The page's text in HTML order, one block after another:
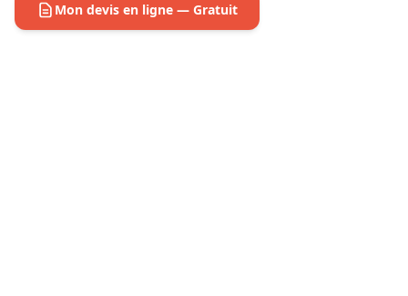
Mon devis en ligne — Gratuit